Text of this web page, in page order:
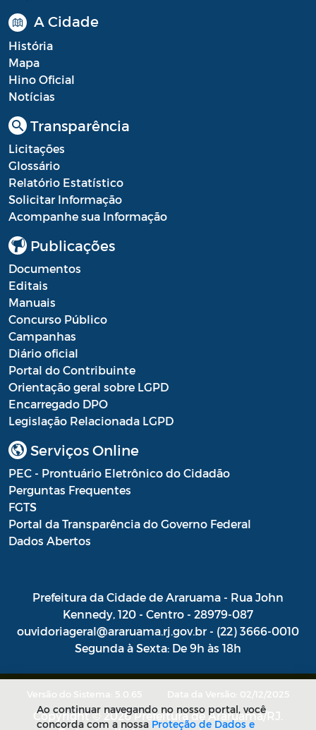
Portal do Contribuinte
Portaria IBASMA
Portaria SEADM
Portaria SESAU
PORTARIA SEELA
Portarias Sobre o Coronavírus COVID-19
Processo Seletivo Secretaria de Educação
Programa Araruama Universitário
Pronunciamento do Dirigente
PORTARIA SETUR
Relação dos Fiscais de Contrato
Resolução Sobre o Coronavírus COVID-19
Resoluções
A Cidade
História
Mapa
Hino Oficial
Notícias
Transparência
Licitações
Glossário
Relatório Estatístico
Solicitar Informação
Acompanhe sua Informação
Publicações
Documentos
Editais
Manuais
Concurso Público
Campanhas
Diário oficial
Portal do Contribuinte
Orientação geral sobre LGPD
Encarregado DPO
Legislação Relacionada LGPD
Serviços Online
PEC - Prontuário Eletrônico do Cidadão
Perguntas Frequentes
FGTS
Portal da Transparência do Governo Federal
Dados Abertos
Prefeitura da Cidade de Araruama - Rua John
Kennedy, 120 - Centro - 28979-087
ouvidoriageral@araruama.rj.gov.br - (22) 3666-0010
Segunda à Sexta: De 9h às 18h
Versão do Sistema: 5.0.65 Data da Versão: 02/12/2025
Copyright © 2026 Prefeitura de Araruama/RJ.
Ao continuar navegando no nosso portal, você
concorda com a nossaProteção de Dados e